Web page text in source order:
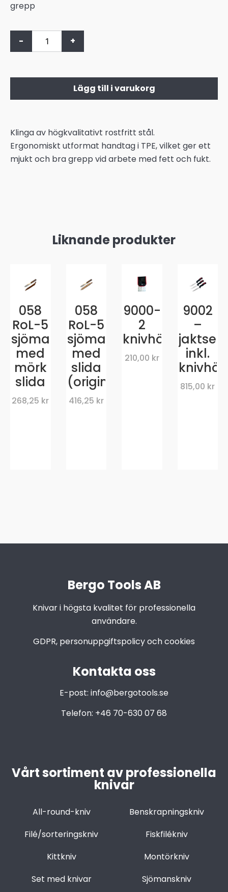
grepp
- +
Lägg till i varukorg
Klinga av högkvalitativt rostfritt stål.
Ergonomiskt utformat handtag i TPE, vilket ger ett
mjukt och bra grepp vid arbete med fett och fukt.
Liknande produkter
058
RoL-5
sjömanskniv
med
mörk
slida
268,25 kr
058
RoL-5
sjömanskniv
med
slida
(original)
416,25 kr
9000-
2
knivhölster
210,00 kr
9002
–
jaktset
inkl.
815,00 kr
Bergo Tools AB
Knivar i högsta kvalitet för professionella
användare.
GDPR, personuppgiftspolicy och cookies
Kontakta oss
E-post: info@bergotools.se
Telefon: +46 70-630 07 68
Vårt sortiment av professionella
knivar
All-round-kniv
Benskrapningskniv
Filé/sorteringskniv
Fiskfilékniv
Kittkniv
Montörkniv
Set med knivar
Sjömanskniv